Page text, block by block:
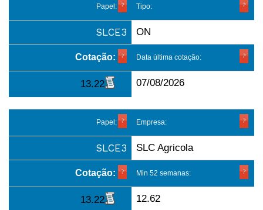
Papel: Tipo:
SLCE3 ON
Cotação: Data última cotação:
13.22 07/08/2026
Papel: Empresa:
SLCE3 SLC Agricola
Cotação: Min 52 semanas:
13.22 12.62